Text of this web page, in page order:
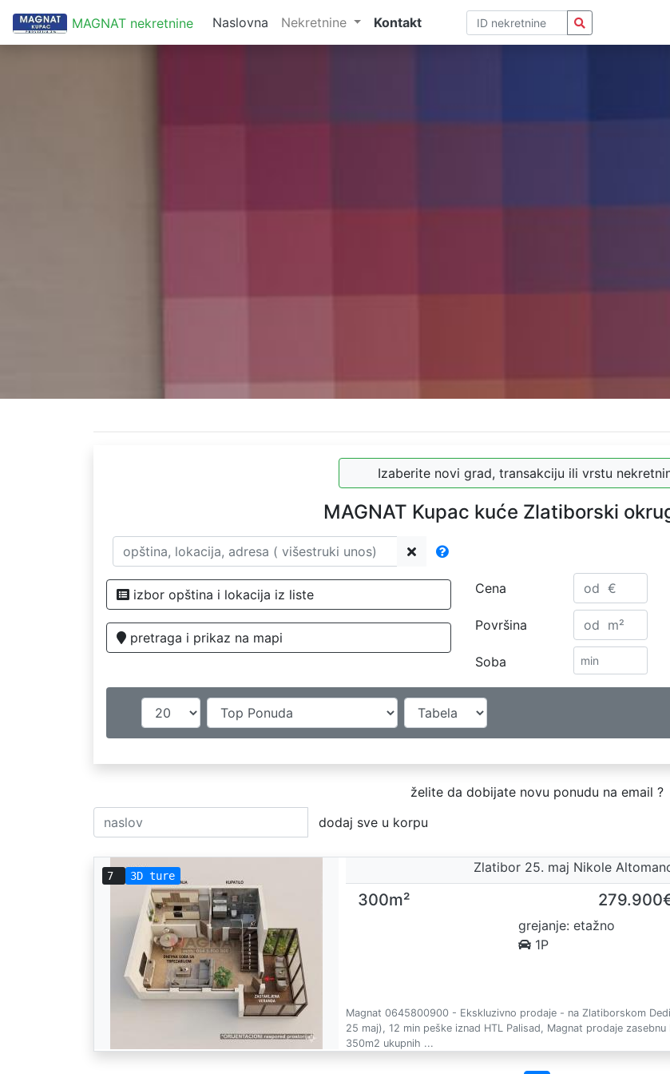
MAGNAT nekretnine Naslovna Nekretnine Kontakt
Izaberite novi grad, transakciju ili vrstu
MAGNAT Kupac kuće Zlatiborski
izbor opština i lokacija iz liste
pretraga i prikaz na mapi
Cena
Površina
Soba
želite da dobijate novu ponudu na email ?
dodaj sve u korpu
7 3D ture
Zlatibor 25. maj Nikole
300m²
grejanje: etažno
1P
Magnat 0645800900 - Ekskluzivno prodaje - na Zlatiborskom
25 maj), 12 min peške iznad HTL Palisad, Magnat prodaje
350m2 ukupnih ...